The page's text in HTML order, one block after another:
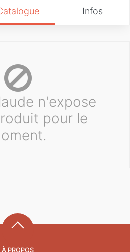
Infos
n'expose
pour le
À PROPOS